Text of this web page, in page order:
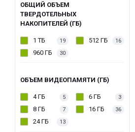
ОБЩИЙ ОБЪЕМ
ТВЕРДОТЕЛЬНЫХ
НАКОПИТЕЛЕЙ (ГБ)
1 ТБ 19 512 ГБ 16
960 ГБ 30
ОБЪЕМ ВИДЕОПАМЯТИ (ГБ)
4 ГБ 5 6 ГБ 3
8 ГБ 7 16 ГБ 36
24 ГБ 13